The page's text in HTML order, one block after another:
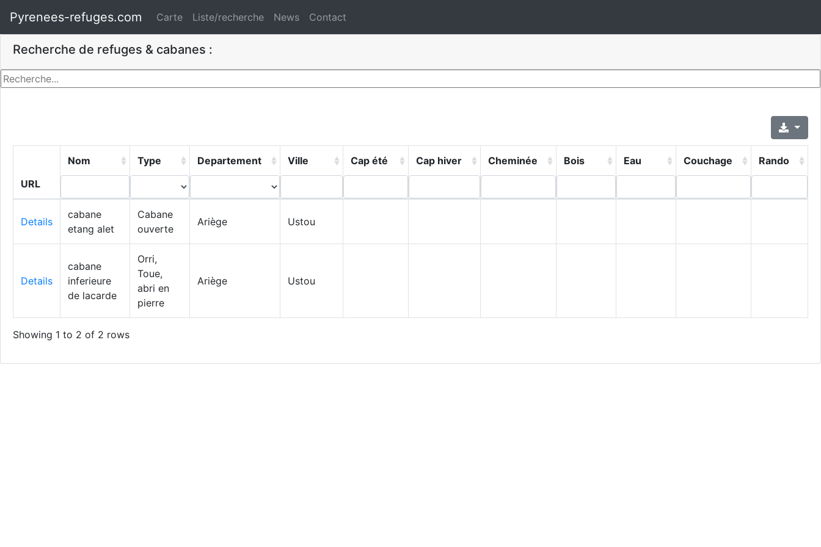
Pyrenees-refuges.com Carte Liste/recherche News Contact
Recherche de refuges & cabanes :
URL
Nom Type Departement Ville Cap été Cap hiver Cheminée Bois Eau Couchage Rando
Details
cabane
etang alet
Cabane
ouverte
Ariège Ustou
Details
cabane
inferieure
de lacarde
Orri,
Toue,
abri en
pierre
Ariège Ustou
Showing 1 to 2 of 2 rows